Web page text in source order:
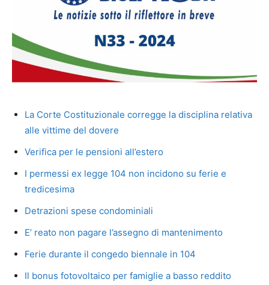
La Corte Costituzionale corregge la disciplina relativa
alle vittime del dovere
Verifica per le pensioni all’estero
I permessi ex legge 104 non incidono su ferie e
tredicesima
Detrazioni spese condominiali
E’ reato non pagare l’assegno di mantenimento
Ferie durante il congedo biennale in 104
Il bonus fotovoltaico per famiglie a basso reddito